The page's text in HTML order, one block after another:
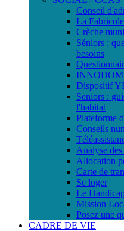
Conseil
La
Crèche
Séniors :
besoins
INNODOM
Dispositif
Seniors :
l'habitat
Plateforme
Conseils
Analyse
Allocation
Carte de
Se loger
Le
Mission
Posez une
CADRE DE VIE